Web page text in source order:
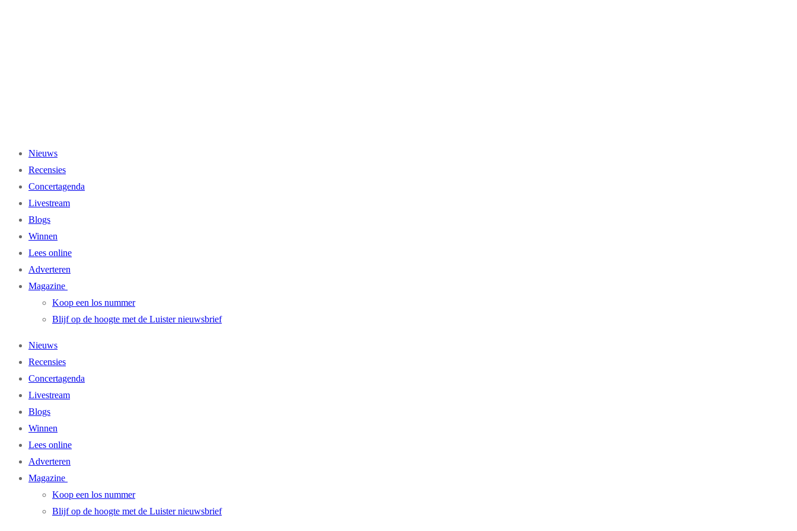
Nieuws
Recensies
Concertagenda
Livestream
Blogs
Winnen
Lees online
Adverteren
Magazine
Koop een los nummer
Blijf op de hoogte met de Luister nieuwsbrief
Nieuws
Recensies
Concertagenda
Livestream
Blogs
Winnen
Lees online
Adverteren
Magazine
Koop een los nummer
Blijf op de hoogte met de Luister nieuwsbrief